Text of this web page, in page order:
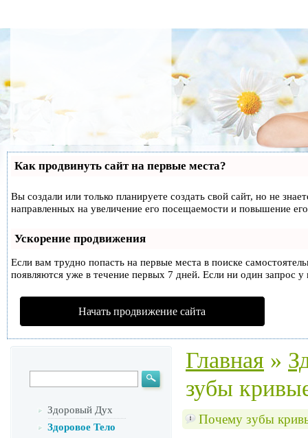
Как продвинуть сайт на первые места?
Вы создали или только планируете создать свой сайт, но не
направленных на увеличение его посещаемости и повышение
Ускорение продвижения
Если вам трудно попасть на первые места в поиске
появляются уже в течение первых 7 дней. Если ни один запрос
Начать продвижение сайта
Здоровый Дух
Здоровое Тело
Главная »
зубы
Почему зубы